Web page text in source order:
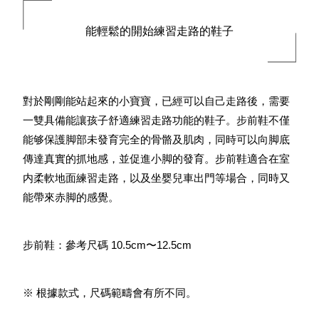
能輕鬆的開始練習走路的鞋子
對於剛剛能站起來的小寶寶，已經可以自己走路後，需要
一雙具備能讓孩子舒適練習走路功能的鞋子。步前鞋不僅
能够保護脚部未發育完全的骨骼及肌肉，同時可以向脚底
傳達真實的抓地感，並促進小脚的發育。步前鞋適合在室
内柔軟地面練習走路，以及坐婴兒車出門等場合，同時又
能帶來赤脚的感覺。
步前鞋：參考尺碼 10.5cm〜12.5cm
※ 根據款式，尺碼範疇會有所不同。